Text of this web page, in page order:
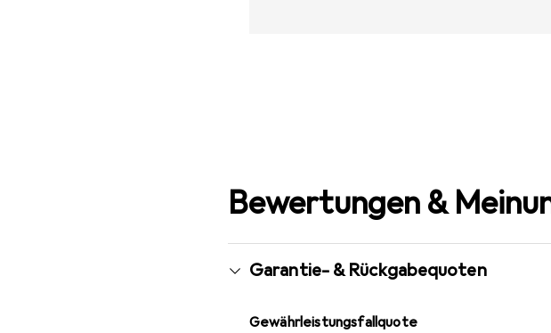
Bewertungen &
Garantie- & Rückgabequoten
Gewährleistungsfallquote